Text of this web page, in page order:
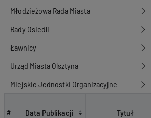
Młodzieżowa Rada Miasta
Rady Osiedli
Ławnicy
Urząd Miasta Olsztyna
Miejskie Jednostki Organizacyjne
# Data Publikacji Tytuł